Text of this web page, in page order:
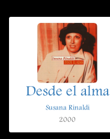
Desde el alma
Susana Rinaldi
2000